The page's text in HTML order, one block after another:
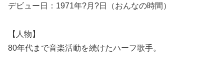
デビュー日：1971年?月?日（おんなの時間）
【人物】
80年代まで音楽活動を続けたハーフ歌手。